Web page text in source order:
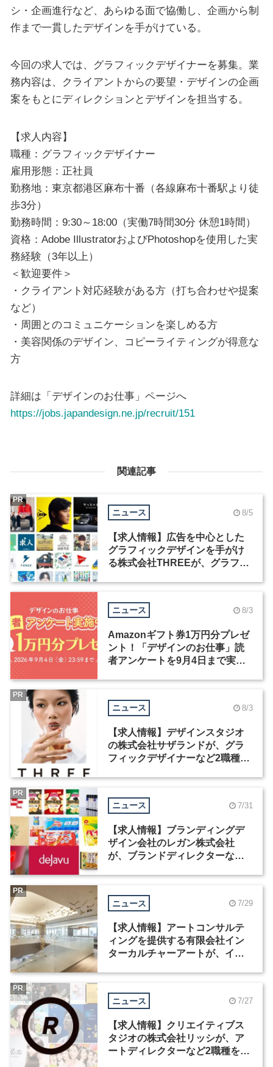
シ・企画進行など、あらゆる面で協働し、企画から制
作まで一貫したデザインを手がけている。
今回の求人では、グラフィックデザイナーを募集。業
務内容は、クライアントからの要望・デザインの企画
案をもとにディレクションとデザインを担当する。
【求人内容】
職種：グラフィックデザイナー
雇用形態：正社員
勤務地：東京都港区麻布十番（各線麻布十番駅より徒
歩3分）
勤務時間：9:30～18:00（実働7時間30分 休憩1時間）
資格：Adobe IllustratorおよびPhotoshopを使用した実
務経験（3年以上）
＜歓迎要件＞
・クライアント対応経験がある方（打ち合わせや提案
など）
・周囲とのコミュニケーションを楽しめる方
・美容関係のデザイン、コピーライティングが得意な
方
詳細は「デザインのお仕事」ページへ
https://jobs.japandesign.ne.jp/recruit/151
関連記事
ニュース 8/5
【求人情報】広告を中心とした
グラフィックデザインを手がけ
る株式会社THREEが、グラフィ
PR
ニュース 8/3
Amazonギフト券1万円分プレゼ
ント！「デザインのお仕事」読
者アンケートを9月4日まで実施
ニュース 8/3
【求人情報】デザインスタジオ
の株式会社サザランドが、グラ
フィックデザイナーなど2職種を
PR
ニュース 7/31
【求人情報】ブランディングデ
ザイン会社のレガン株式会社
が、ブランドディレクターなど3
PR
ニュース 7/29
【求人情報】アートコンサルテ
ィングを提供する有限会社イン
ターカルチャーアートが、イン
PR
ニュース 7/27
【求人情報】クリエイティブス
タジオの株式会社リッシが、ア
ートディレクターなど2職種を募
PR